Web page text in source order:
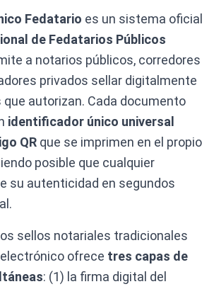
Fedatario es un sistema oficial
de Fedatarios Públicos
a notarios públicos, corredores
privados sellar digitalmente
que autorizan. Cada documento
identificador único universal
QR que se imprimen en el propio
posible que cualquier
su autenticidad en segundos
sellos notariales tradicionales
ofrece tres capas de
: (1) la firma digital del